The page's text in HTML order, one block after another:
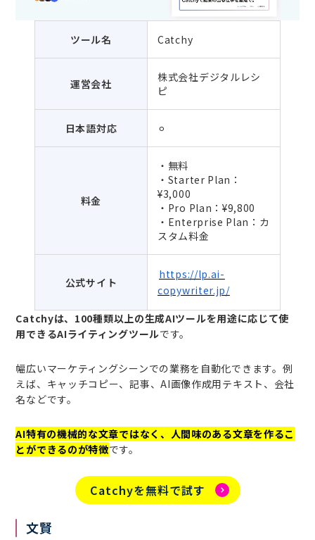
ツール名 Catchy
運営会社
株式会社デジタルレシ
ピ
日本語対応 ⚪︎
料金
・無料
・Starter Plan：
¥3,000
・Pro Plan：¥9,800
・Enterprise Plan：カ
スタム料金
公式サイト
https://lp.ai-
copywriter.jp/
Catchyは、100種類以上の生成AIツールを用途に応じて使
用できるAIライティングツールです。
幅広いマーケティングシーンでの業務を自動化できます。例
えば、キャッチコピー、記事、AI画像作成用テキスト、会社
名などです。
AI特有の機械的な文章ではなく、人間味のある文章を作るこ
とができるのが特徴です。
Catchyを無料で試す
文賢